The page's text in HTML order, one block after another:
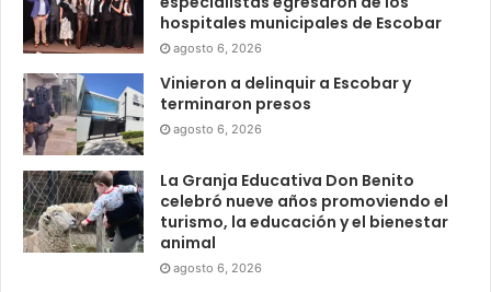
hospitales municipales de Escobar
agosto 6, 2026
Vinieron a delinquir a Escobar y
terminaron presos
agosto 6, 2026
La Granja Educativa Don Benito
celebró nueve años promoviendo el
turismo, la educación y el bienestar
animal
agosto 6, 2026